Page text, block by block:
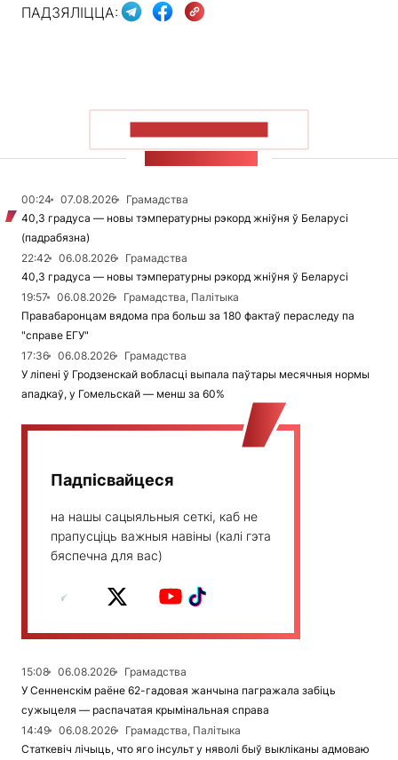
ПАДЗЯЛІЦЦА:
00:24 07.08.2026
Грамадства
40,3 градуса — новы тэмпературны рэкорд жніўня ў Беларусі
(падрабязна)
22:42
06.08.2026
Грамадства
40,3 градуса — новы тэмпературны рэкорд жніўня ў Беларусі
19:57
06.08.2026
Грамадства, Палітыка
Правабаронцам вядома пра больш за 180 фактаў пераследу па
"справе ЕГУ"
17:36
06.08.2026
Грамадства
У ліпені ў Гродзенскай вобласці выпала паўтары месячныя нормы
ападкаў, у Гомельскай — менш за 60%
Падпісвайцеся
на нашы сацыяльныя сеткі, каб не
прапусціць важныя навіны (калі гэта
бяспечна для вас)
15:08 06.08.2026
Грамадства
У Сенненскім раёне 62-гадовая жанчына пагражала забіць
сужыцеля — распачатая крымінальная справа
14:49
06.08.2026
Грамадства, Палітыка
Статкевіч лічыць, что яго інсульт у няволі быў выкліканы адмоваю